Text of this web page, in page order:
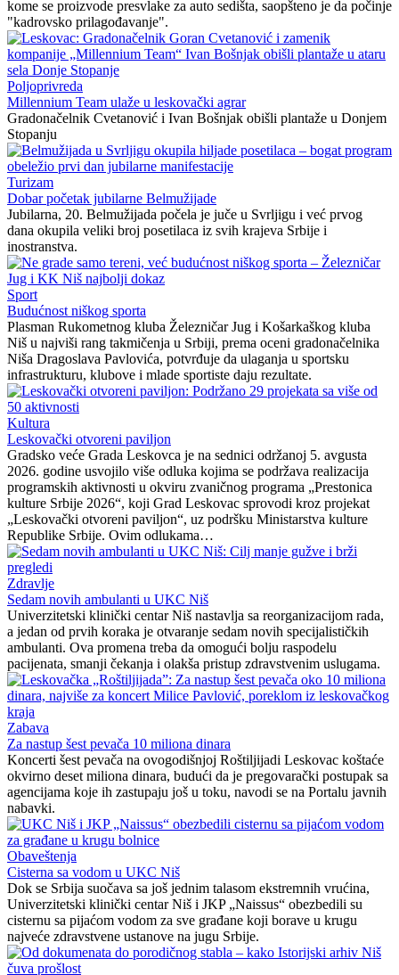
kome se proizvode presvlake za auto sedišta, saopšteno je da počinje
"kadrovsko prilagođavanje".
Poljoprivreda
Millennium Team ulaže u leskovački agrar
Gradonačelnik Cvetanović i Ivan Bošnjak obišli plantaže u Donjem
Stopanju
Turizam
Dobar početak jubilarne Belmužijade
Jubilarna, 20. Belmužijada počela je juče u Svrljigu i već prvog
dana okupila veliki broj posetilaca iz svih krajeva Srbije i
inostranstva.
Sport
Budućnost niškog sporta
Plasman Rukometnog kluba Železničar Jug i Košarkaškog kluba
Niš u najviši rang takmičenja u Srbiji, prema oceni gradonačelnika
Niša Dragoslava Pavlovića, potvrđuje da ulaganja u sportsku
infrastrukturu, klubove i mlade sportiste daju rezultate.
Kultura
Leskovački otvoreni paviljon
Gradsko veće Grada Leskovca je na sednici održanoj 5. avgusta
2026. godine usvojilo više odluka kojima se podržava realizacija
programskih aktivnosti u okviru zvaničnog programa „Prestonica
kulture Srbije 2026“, koji Grad Leskovac sprovodi kroz projekat
„Leskovački otvoreni paviljon“, uz podršku Ministarstva kulture
Republike Srbije. Ovim odlukama…
Zdravlje
Sedam novih ambulanti u UKC Niš
Univerzitetski klinički centar Niš nastavlja sa reorganizacijom rada,
a jedan od prvih koraka je otvaranje sedam novih specijalističkih
ambulanti. Ova promena treba da omogući bolju raspodelu
pacijenata, smanji čekanja i olakša pristup zdravstvenim uslugama.
Zabava
Za nastup šest pevača 10 miliona dinara
Koncerti šest pevača na ovogodišnjoj Roštiljijadi Leskovac koštaće
okvirno deset miliona dinara, budući da je pregovarački postupak sa
agencijama koje ih zastupaju još u toku, navodi se na Portalu javnih
nabavki.
Obaveštenja
Cisterna sa vodom u UKC Niš
Dok se Srbija suočava sa još jednim talasom ekstremnih vrućina,
Univerzitetski klinički centar Niš i JKP „Naissus“ obezbedili su
cisternu sa pijaćom vodom za sve građane koji borave u krugu
najveće zdravstvene ustanove na jugu Srbije.